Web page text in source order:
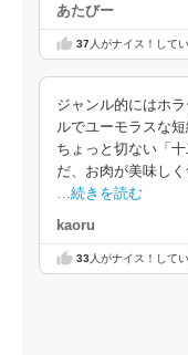
あたびー
37人がナイス！して
ジャンル的にはホ
ルでユーモラスな
ちょっと切ない「
だ、お肉が美味し
…続きを読む
kaoru
33人がナイス！して